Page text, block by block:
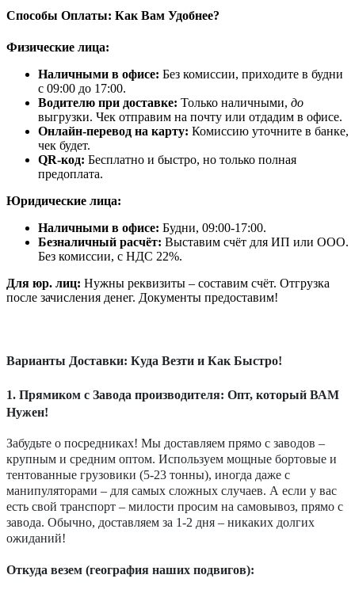
Способы Оплаты: Как Вам Удобнее?
Физические лица:
Наличными в офисе: Без комиссии, приходите в будни
с 09:00 до 17:00.
Водителю при доставке: Только наличными, до
выгрузки. Чек отправим на почту или отдадим в офисе.
Онлайн-перевод на карту: Комиссию уточните в банке,
чек будет.
QR-код: Бесплатно и быстро, но только полная
предоплата.
Юридические лица:
Наличными в офисе: Будни, 09:00-17:00.
Безналичный расчёт: Выставим счёт для ИП или ООО.
Без комиссии, с НДС 22%.
Для юр. лиц: Нужны реквизиты – составим счёт. Отгрузка
после зачисления денег. Документы предоставим!
Варианты Доставки: Куда Везти и Как Быстро!
1. Прямиком с Завода производителя: Опт, который ВАМ
Нужен!
Забудьте о посредниках! Мы доставляем прямо с заводов –
крупным и средним оптом. Используем мощные бортовые и
тентованные грузовики (5-23 тонны), иногда даже с
манипуляторами – для самых сложных случаев. А если у вас
есть свой транспорт – милости просим на самовывоз, прямо с
завода. Обычно, доставляем за 1-2 дня – никаких долгих
ожиданий!
Откуда везем (география наших подвигов):